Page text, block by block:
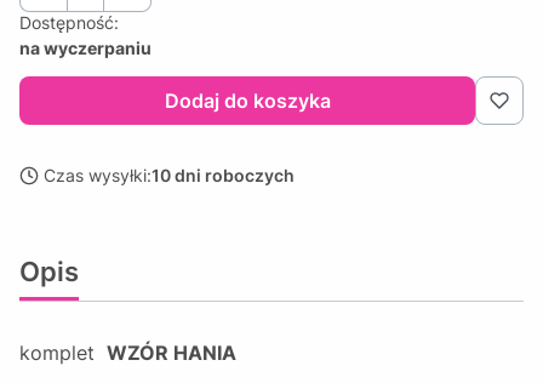
Dostępność:
na wyczerpaniu
Dodaj do koszyka
Czas wysyłki:10 dni roboczych
Opis
komplet WZÓR HANIA